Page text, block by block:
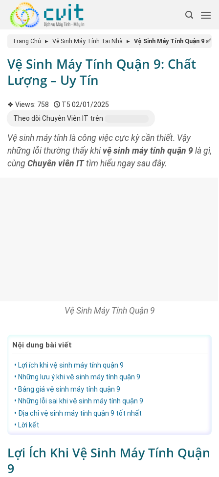
Trang Chủ ▸ Vệ Sinh Máy Tính Tại Nhà ▸ Vệ Sinh Máy Tính Quận 9 ✅
Vệ Sinh Máy Tính Quận 9: Chất
Lượng – Uy Tín
❖ Views: 758
T5 02/01/2025
Theo dõi Chuyên Viên IT trên
Vệ sinh máy tính là công việc cực kỳ cần thiết. Vậy
những lỗi thường thấy khi vệ sinh máy tính quận 9 là gì,
cùng Chuyên viên ITtìm hiểu ngay sau đây.
Vệ Sinh Máy Tính Quận 9
Nội dung bài viết
Lợi ích khi vệ sinh máy tính quận 9
Những lưu ý khi vệ sinh máy tính quận 9
Bảng giá vệ sinh máy tính quận 9
Những lỗi sai khi vệ sinh máy tính quận 9
Địa chỉ vệ sinh máy tính quận 9 tốt nhất
Lời kết
Lợi Ích Khi Vệ Sinh Máy Tính Quận
9